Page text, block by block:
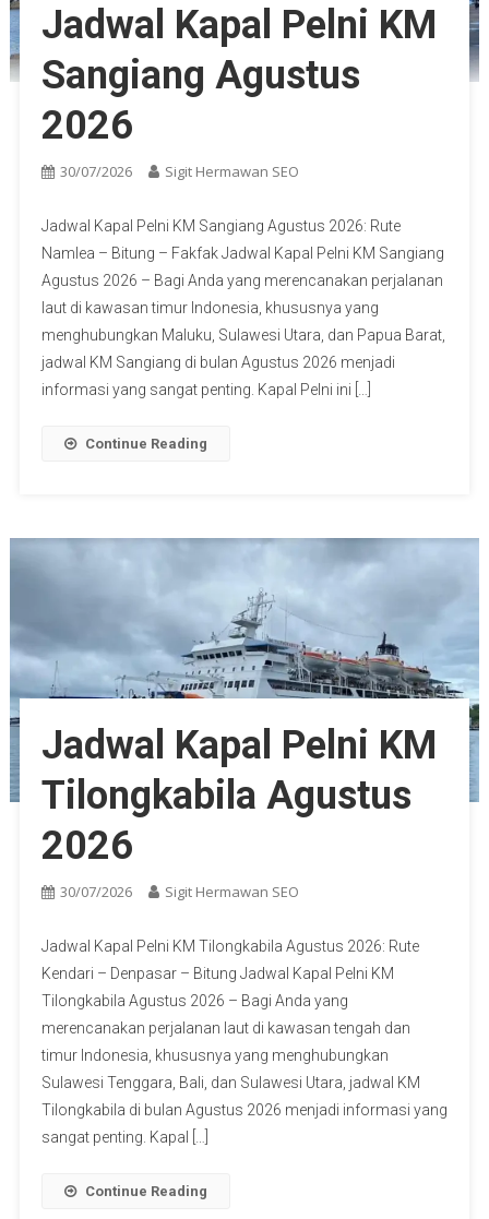
Jadwal Kapal Pelni KM
Sangiang Agustus
2026
30/07/2026 Sigit Hermawan SEO
Jadwal Kapal Pelni KM Sangiang Agustus 2026: Rute
Namlea – Bitung – Fakfak Jadwal Kapal Pelni KM Sangiang
Agustus 2026 – Bagi Anda yang merencanakan perjalanan
laut di kawasan timur Indonesia, khususnya yang
menghubungkan Maluku, Sulawesi Utara, dan Papua Barat,
jadwal KM Sangiang di bulan Agustus 2026 menjadi
informasi yang sangat penting. Kapal Pelni ini […]
Continue Reading
Jadwal Kapal Pelni KM
Tilongkabila Agustus
2026
30/07/2026 Sigit Hermawan SEO
Jadwal Kapal Pelni KM Tilongkabila Agustus 2026: Rute
Kendari – Denpasar – Bitung Jadwal Kapal Pelni KM
Tilongkabila Agustus 2026 – Bagi Anda yang
merencanakan perjalanan laut di kawasan tengah dan
timur Indonesia, khususnya yang menghubungkan
Sulawesi Tenggara, Bali, dan Sulawesi Utara, jadwal KM
Tilongkabila di bulan Agustus 2026 menjadi informasi yang
sangat penting. Kapal […]
Continue Reading